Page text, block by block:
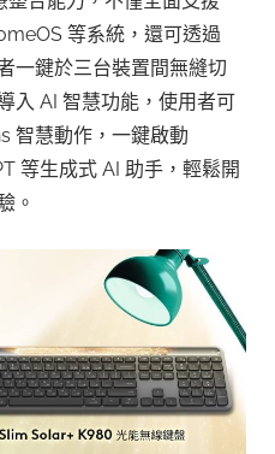
等系統，還可透過
一鍵於三台裝置間無縫切
入 AI 智慧功能，使用者可
智慧動作，一鍵啟動
等生成式 AI 助手，輕鬆開
。